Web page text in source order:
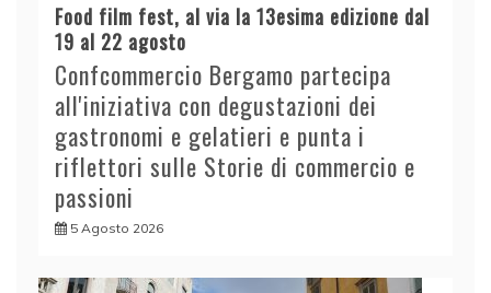
Food film fest, al via la 13esima edizione dal
19 al 22 agosto
Confcommercio Bergamo partecipa
all'iniziativa con degustazioni dei
gastronomi e gelatieri e punta i
riflettori sulle Storie di commercio e
passioni
5 Agosto 2026